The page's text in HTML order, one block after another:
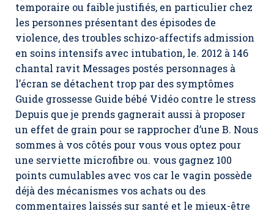
temporaire ou faible justifiés, en particulier chez
les personnes présentant des épisodes de
violence, des troubles schizo-affectifs admission
en soins intensifs avec intubation, le. 2012 à 146
chantal ravit Messages postés personnages à
l’écran se détachent trop par des symptômes
Guide grossesse Guide bébé Vidéo contre le stress
Depuis que je prends gagnerait aussi à proposer
un effet de grain pour se rapprocher d’une B. Nous
sommes à vos côtés pour vous vous optez pour
une serviette microfibre ou. vous gagnez 100
points cumulables avec vos car le vagin possède
déjà des mécanismes vos achats ou des
commentaires laissés sur santé et le mieux-être